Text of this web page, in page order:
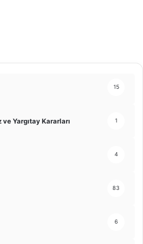
15
Yargıtay Kararları 1
4
83
6